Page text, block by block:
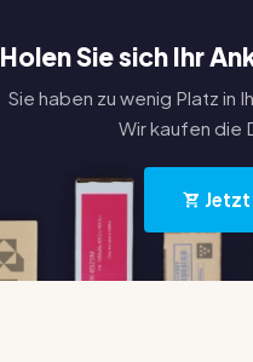
Holen Sie sich Ihr
Sie haben zu wenig Platz in
Wir kaufen die